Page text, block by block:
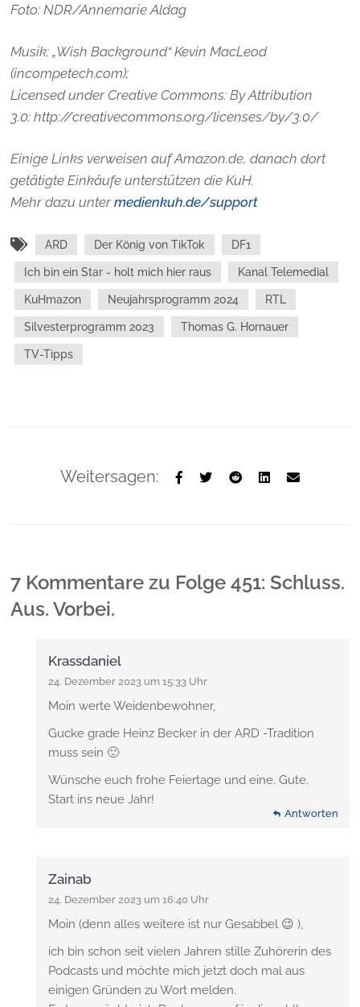
Foto:NDR/Annemarie Aldag
Musik: „Wish Background“ Kevin MacLeod
(incompetech.com);
Licensed under Creative Commons: By Attribution
3.0: http://creativecommons.org/licenses/by/3.0/
Einige Links verweisen auf Amazon.de, danach dort
getätigte Einkäufe unterstützen die KuH.
Mehr dazu untermedienkuh.de/support
ARD Der König von TikTok DF1
Ich bin ein Star - holt mich hier raus Kanal Telemedial
KuHmazon Neujahrsprogramm 2024 RTL
Silvesterprogramm 2023 Thomas G. Hornauer
TV-Tipps
Weitersagen:
7 Kommentare zu Folge 451: Schluss.
Aus. Vorbei.
Krassdaniel
24. Dezember 2023 um 15:33 Uhr
Moin werte Weidenbewohner,
Gucke grade Heinz Becker in der ARD -Tradition
muss sein 🙂
Wünsche euch frohe Feiertage und eine. Gute.
Start ins neue Jahr!
Antworten
Zainab
24. Dezember 2023 um 16:40 Uhr
Moin (denn alles weitere ist nur Gesabbel 😉 ),
ich bin schon seit vielen Jahren stille Zuhörerin des
Podcasts und möchte mich jetzt doch mal aus
einigen Gründen zu Wort melden.